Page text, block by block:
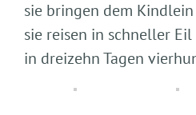
sie bringen dem
sie reisen in schneller Eil
in dreizehn Tagen